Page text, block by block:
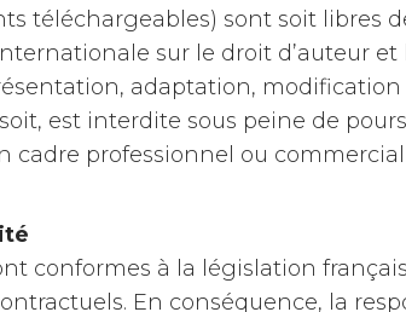
téléchargeables) sont soit libres
sur le droit d’auteur
adaptation,
est interdite sous peine de
cadre professionnel ou
conformes à la législation
En conséquence, la